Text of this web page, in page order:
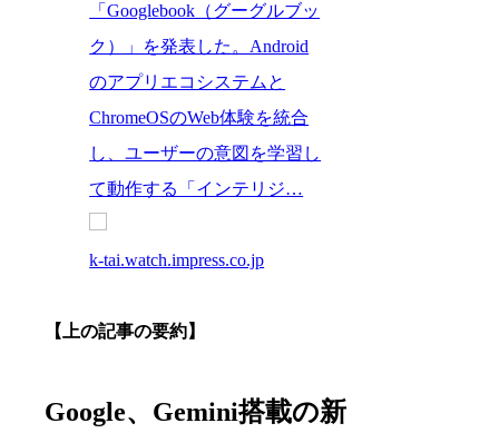
「Googlebook（グーグルブッ
ク）」を発表した。Android
のアプリエコシステムと
ChromeOSのWeb体験を統合
し、ユーザーの意図を学習し
て動作する「インテリジ…
k-tai.watch.impress.co.jp
【上の記事の要約】
Google、Gemini搭載の新